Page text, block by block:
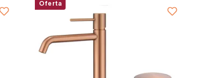
Oferta